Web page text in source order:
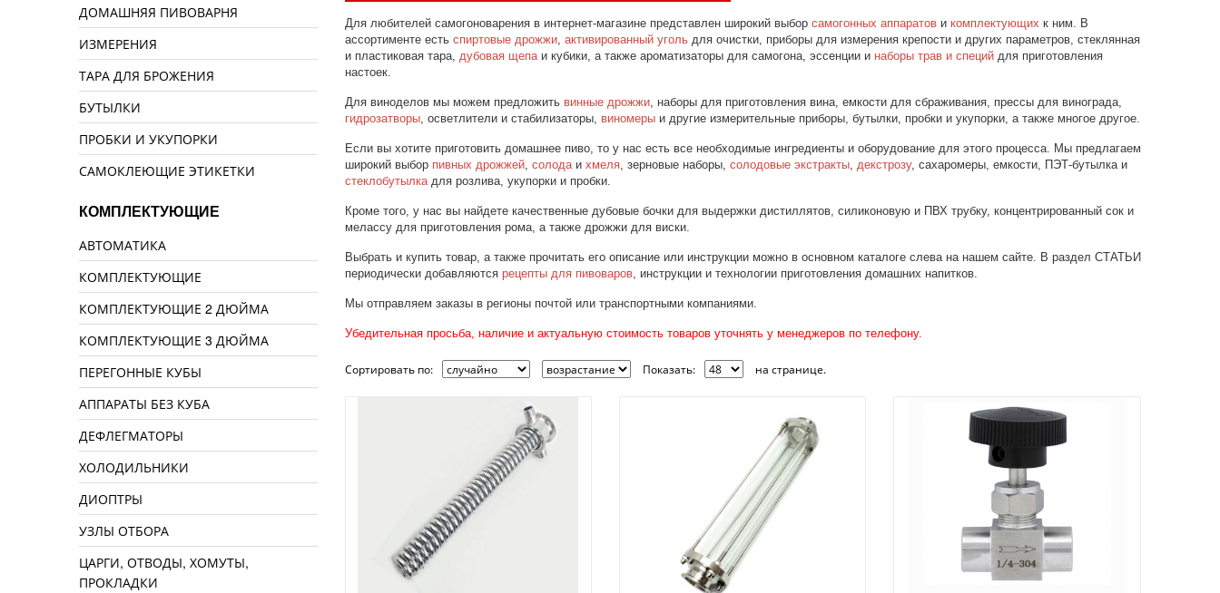
ДОМАШНЯЯ ПИВОВАРНЯ
ИЗМЕРЕНИЯ
ТАРА ДЛЯ БРОЖЕНИЯ
БУТЫЛКИ
ПРОБКИ И УКУПОРКИ
САМОКЛЕЮЩИЕ ЭТИКЕТКИ
КОМПЛЕКТУЮЩИЕ
АВТОМАТИКА
КОМПЛЕКТУЮЩИЕ
КОМПЛЕКТУЮЩИЕ 2 ДЮЙМА
КОМПЛЕКТУЮЩИЕ 3 ДЮЙМА
ПЕРЕГОННЫЕ КУБЫ
АППАРАТЫ БЕЗ КУБА
ДЕФЛЕГМАТОРЫ
ХОЛОДИЛЬНИКИ
ДИОПТРЫ
УЗЛЫ ОТБОРА
ЦАРГИ, ОТВОДЫ, ХОМУТЫ,
ПРОКЛАДКИ
Для любителей самогоноварения в интернет-магазине представлен широкий выбор самогонных аппаратови комплектующих к ним. В
ассортименте есть спиртовые дрожжи, активированный угольдля очистки, приборы для измерения крепости и других параметров, стеклянная
и пластиковая тара, дубовая щепаи кубики, а также ароматизаторы для самогона, эссенции и наборы трав и специйдля приготовления
настоек.
Для виноделов мы можем предложить винные дрожжи, наборы для приготовления вина, емкости для сбраживания, прессы для винограда,
гидрозатворы, осветлители и стабилизаторы, виномерыи другие измерительные приборы, бутылки, пробки и укупорки, а также многое другое.
Если вы хотите приготовить домашнее пиво, то у нас есть все необходимые ингредиенты и оборудование для этого процесса. Мы предлагаем
широкий выбор пивных дрожжей, солодаи хмеля, зерновые наборы, солодовые экстракты, декстрозу, сахаромеры, емкости, ПЭТ-бутылка и
стеклобутылкадля розлива, укупорки и пробки.
Кроме того, у нас вы найдете качественные дубовые бочки для выдержки дистиллятов, силиконовую и ПВХ трубку, концентрированный сок и
мелассу для приготовления рома, а также дрожжи для виски.
Выбрать и купить товар, а также прочитать его описание или инструкции можно в основном каталоге слева на нашем сайте. В раздел СТАТЬИ
периодически добавляются рецепты для пивоваров, инструкции и технологии приготовления домашних напитков.
Мы отправляем заказы в регионы почтой или транспортными компаниями.
Убедительная просьба, наличие и актуальную стоимость товаров уточнять у менеджеров по телефону.
Сортировать по: Показать: на странице.